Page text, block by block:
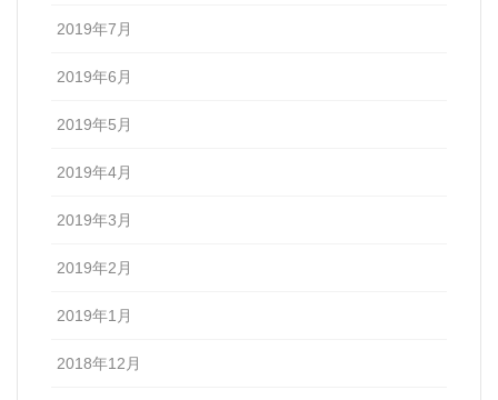
2019年7月
2019年6月
2019年5月
2019年4月
2019年3月
2019年2月
2019年1月
2018年12月